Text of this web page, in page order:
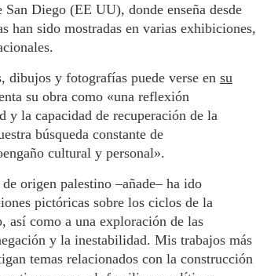
Diego (EE UU), donde enseña desde
han sido mostradas en varias exhibiciones,
dibujos y fotografías puede verse en su
su obra como «una reflexión
y la capacidad de recuperación de la
búsqueda constante de
cultural y personal».
origen palestino –añade– ha ido
pictóricas sobre los ciclos de la
así como a una exploración de las
y la inestabilidad. Mis trabajos más
temas relacionados con la construcción